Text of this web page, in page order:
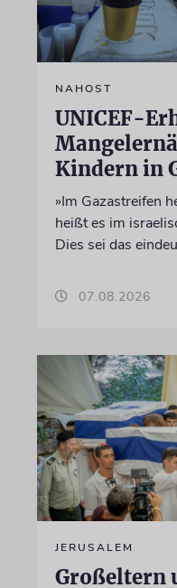
NAHOST
UNICEF-
Kindern in
»Im Gazastreifen
heißt es im
Dies sei das
07.08.2026
JERUSALEM
Großeltern